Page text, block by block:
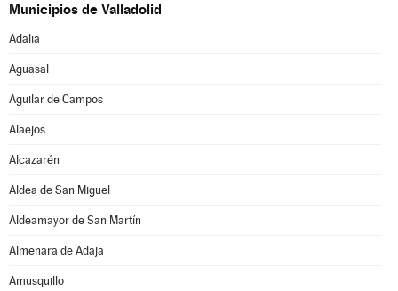
Municipios de Valladolid
Adalia
Aguasal
Aguilar de Campos
Alaejos
Alcazarén
Aldea de San Miguel
Aldeamayor de San Martín
Almenara de Adaja
Amusquillo